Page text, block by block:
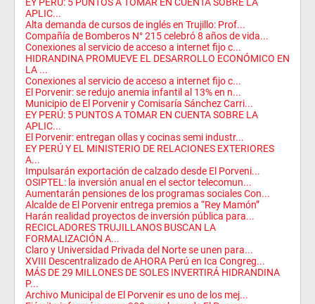
APLIC...
Alta demanda de cursos de inglés en Trujillo: Prof...
Compañía de Bomberos N° 215 celebró 8 años de vida...
Conexiones al servicio de acceso a internet fijo c...
HIDRANDINA PROMUEVE EL DESARROLLO ECONÓMICO EN
LA ...
Conexiones al servicio de acceso a internet fijo c...
El Porvenir: se redujo anemia infantil al 13% en n...
Municipio de El Porvenir y Comisaría Sánchez Carri...
EY PERÚ: 5 PUNTOS A TOMAR EN CUENTA SOBRE LA
APLIC...
El Porvenir: entregan ollas y cocinas semi industr...
EY PERÚ Y EL MINISTERIO DE RELACIONES EXTERIORES
A...
Impulsarán exportación de calzado desde El Porveni...
OSIPTEL: la inversión anual en el sector telecomun...
Aumentarán pensiones de los programas sociales Con...
Alcalde de El Porvenir entrega premios a “Rey Mamón”
Harán realidad proyectos de inversión pública para...
RECICLADORES TRUJILLANOS BUSCAN LA
FORMALIZACIÓN A...
Claro y Universidad Privada del Norte se unen para...
XVIII Descentralizado de AHORA Perú en Ica Congreg...
MÁS DE 29 MILLONES DE SOLES INVERTIRÁ HIDRANDINA
P...
Archivo Municipal de El Porvenir es uno de los mej...